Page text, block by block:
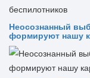
Неосознанный
формируют нашу